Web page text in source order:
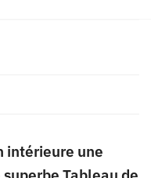
intérieure une